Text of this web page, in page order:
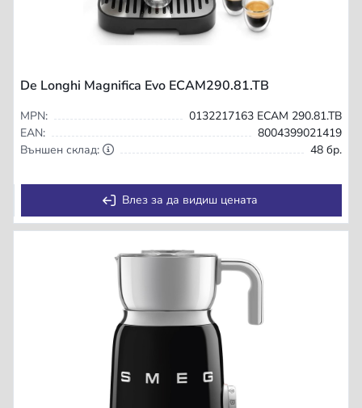
De Longhi Magnifica Evo ECAM290.81.TB
MPN:
0132217163 ECAM 290.81.TB
EAN:
8004399021419
Външен склад:
48 бр.
Влез за да видиш цената